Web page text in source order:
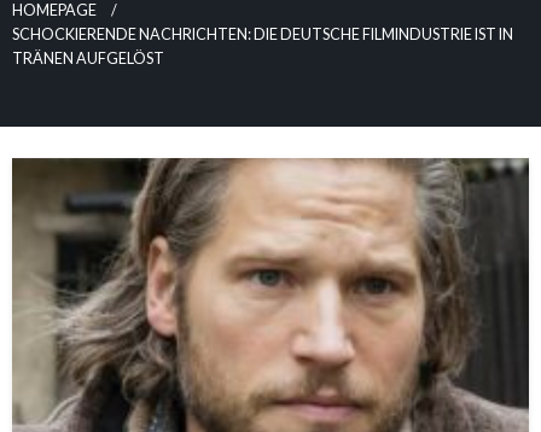
HOMEPAGE
SCHOCKIERENDE NACHRICHTEN: DIE DEUTSCHE FILMINDUSTRIE IST IN
TRÄNEN AUFGELÖST